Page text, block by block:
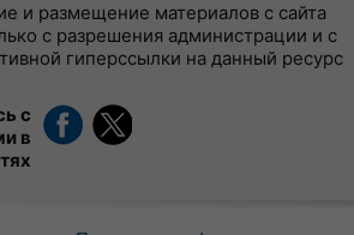
и размещение материалов с сайта
с разрешения администрации и с
гиперссылки на данный ресурс
с
в